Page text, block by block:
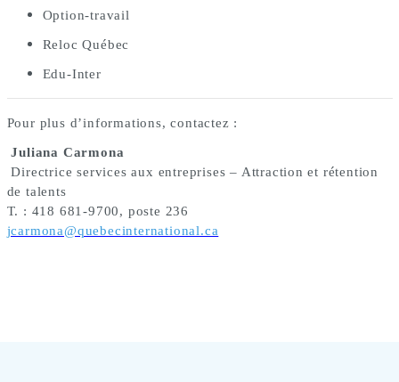
Option-travail
Reloc Québec
Edu-Inter
Pour plus d’informations, contactez :
Juliana Carmona
Directrice services aux entreprises – Attraction et rétention
de talents
T. : 418 681-9700, poste 236
jcarmona@quebecinternational.ca